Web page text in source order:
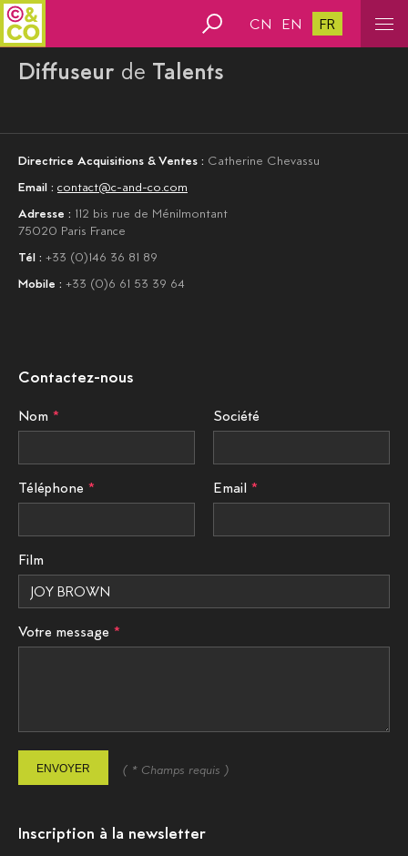
CN EN FR
Diffuseur de Talents
Directrice Acquisitions & Ventes : Catherine Chevassu
Email : contact@c-and-co.com
Adresse : 112 bis rue de Ménilmontant
75020 Paris France
Tél : +33 (0)146 36 81 89
Mobile : +33 (0)6 61 53 39 64
Contactez-nous
Nom Société
Téléphone Email
Film
Votre message
ENVOYER ( * Champs requis )
Inscription à la newsletter